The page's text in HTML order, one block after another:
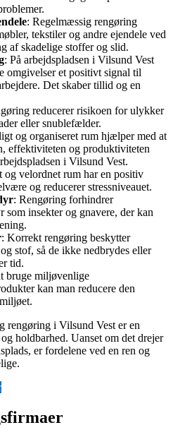
: Regelmæssig rengøring
tekstiler og andre ejendele ved
af skadelige stoffer og slid.
: På arbejdspladsen i Vilsund Vest
omgivelser et positivt signal til
Det skaber tillid og en
reducerer risikoen for ulykker
eller snublefælder.
og organiseret rum hjælper med at
effektiviteten og produktiviteten
i Vilsund Vest.
og velordnet rum har en positiv
og reducerer stressniveauet.
: Rengøring forhindrer
insekter og gnavere, der kan
: Korrekt rengøring beskytter
stof, så de ikke nedbrydes eller
tid.
bruge miljøvenlige
kan man reducere den
i Vilsund Vest er en
holdbarhed. Uanset om det drejer
er fordelene ved en ren og